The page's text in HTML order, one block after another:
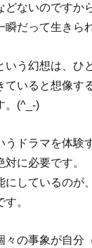
どないのですか
だって生きら
いう幻想は、ひ
ていると想像す
。(^_-)
うドラマを体験
に必要です。
にしているのが
。
々の事象が自分